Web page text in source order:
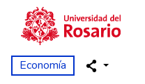
Pasar al contenido principal
Economía